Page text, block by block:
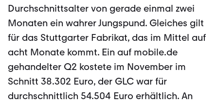
Durchschnittsalter von gerade einmal zwei
Monaten ein wahrer Jungspund. Gleiches gilt
für das Stuttgarter Fabrikat, das im Mittel auf
acht Monate kommt. Ein auf mobile.de
gehandelter Q2 kostete im November im
Schnitt 38.302 Euro, der GLC war für
durchschnittlich 54.504 Euro erhältlich. An